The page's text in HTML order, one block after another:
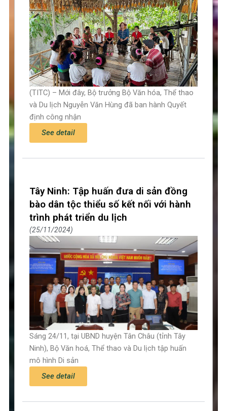
(TITC) – Mới đây, Bộ trưởng Bộ Văn hóa, Thể thao
và Du lịch Nguyễn Văn Hùng đã ban hành Quyết
định công nhận
See detail
Tây Ninh: Tập huấn đưa di sản đồng
bào dân tộc thiểu số kết nối với hành
trình phát triển du lịch
25/11/2024
Sáng 24/11, tại UBND huyện Tân Châu (tỉnh Tây
Ninh), Bộ Văn hoá, Thể thao và Du lịch tập huấn
mô hình Di sản
See detail